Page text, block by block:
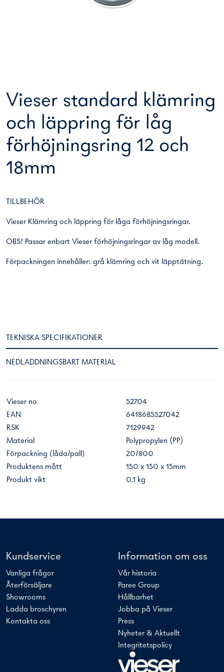
Vieser standard klämring
och läppring för låg
förhöjningsring 12 och
18mm
TILLBEHÖR
Vieser Klämring och läppring för låga förhöjningsringar.
OBS! Passar enbart Vieser förhöjningsringar av låg modell.
Förpackningen innehåller: grå klämring och vit läpptätning.
TEKNISKA SPECIFIKATIONER
NEDLADDNINGSBART MATERIAL
Vieser no
52704
EAN
6418685527042
RSK
7129942
Material
Polypropylen (PP)
Förpackning (låda/pall)
20/800
Produktens mått
150 x 150 x 15mm
Produkt vikt
0.1 kg
Kundservice
Vanliga frågor
Återförsäljare
Showrooms
Ladda broschyren
Kontakta oss
Information om oss
Vår historia
Paree Group
Hållbarhet
Jobba på Vieser
Press
Nyheter & Aktuellt
Integritetspolicy